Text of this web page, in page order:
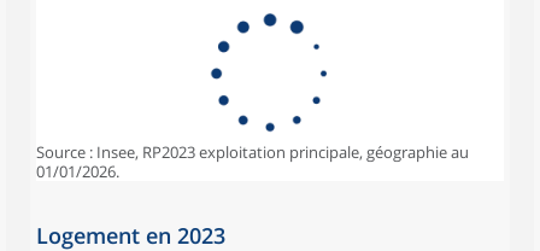
Source : Insee, RP2023 exploitation principale, géographie au
01/01/2026.
Logement en 2023